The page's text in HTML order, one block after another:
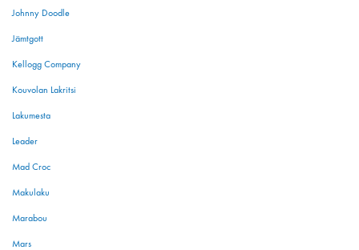
Johnny Doodle
Jämtgott
Kellogg Company
Kouvolan Lakritsi
Lakumesta
Leader
Mad Croc
Makulaku
Marabou
Mars